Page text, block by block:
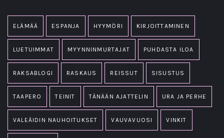
ELÄMÄÄ ESPANJA HYYMÖRI KIRJOITTAMINEN
LUETUIMMAT MYYNNINMURTAJAT PUHDASTA ILOA
RAKSABLOGI RASKAUS REISSUT SISUSTUS
TAAPERO TEINIT TÄNÄÄN AJATTELIN URA JA PERHE
VALEÄIDIN NAUHOITUKSET VAUVAVUOSI VINKIT